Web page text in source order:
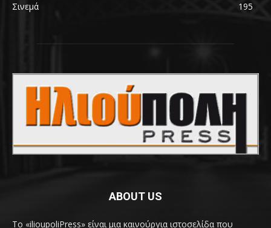
Σινεμά
195
ABOUT US
Το «ilioupoliPress» είναι μια καινούργια ιστοσελίδα που